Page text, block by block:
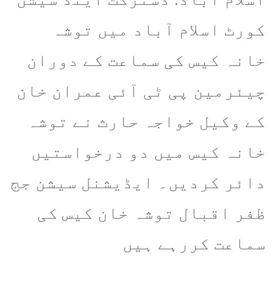
کورٹ اسلام آباد میں توشہ
خانہ کیس کی سماعت کے دوران
چیئرمین پی ٹی آئی عمران خان
کے وکیل خواجہ حارث نے توشہ
خانہ کیس میں دو درخواستیں
دائر کردیں۔ ایڈیشنل سیشن جج
ظفر اقبال توشہ خان کیس کی
سماعت کررہے ہیں